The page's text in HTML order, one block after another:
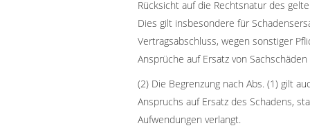
Rücksicht auf die Rechtsnatur des
Dies gilt insbesondere für
Vertragsabschluss, wegen sonstiger
Ansprüche auf Ersatz von
(2) Die Begrenzung nach Abs. (1) gilt
Anspruchs auf Ersatz des Schadens,
Aufwendungen verlangt.